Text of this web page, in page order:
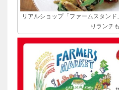
リアルショップ「ファームスタン
りランチ